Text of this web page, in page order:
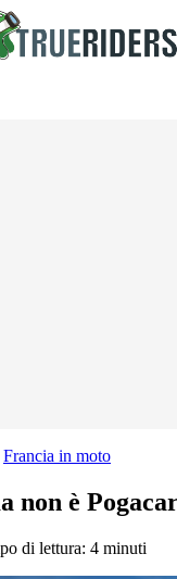
Francia in moto
non è
di lettura: 4 minuti